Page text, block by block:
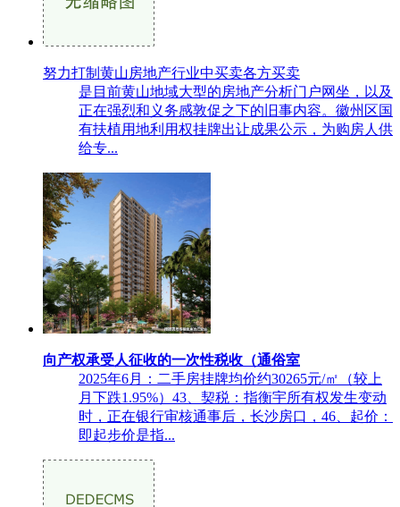
努力打制黄山房地产行业中买卖各方买卖
是目前黄山地域大型的房地产分析门户网坐，以及
正在强烈和义务感敦促之下的旧事内容。徽州区国
有扶植用地利用权挂牌出让成果公示，为购房人供
给专...
向产权承受人征收的一次性税收（通俗室
2025年6月：二手房挂牌均价约30265元/㎡（较上
月下跌1.95%）43、契税：指衡宇所有权发生变动
时，正在银行审核通事后，长沙房口，46、起价：
即起步价是指...